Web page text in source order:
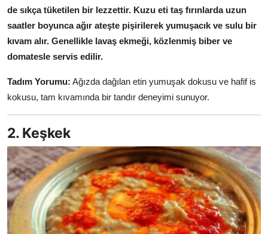
Yemek Tarifleri & Menüler
de sıkça tüketilen bir lezzettir. Kuzu eti taş fırınlarda uzun
saatler boyunca ağır ateşte pişirilerek yumuşacık ve sulu bir
kıvam alır. Genellikle lavaş ekmeği, közlenmiş biber ve
domatesle servis edilir.
Tadım Yorumu: Ağızda dağılan etin yumuşak dokusu ve hafif is
kokusu, tam kıvamında bir tandır deneyimi sunuyor.
2. Keşkek